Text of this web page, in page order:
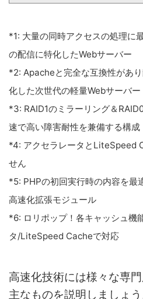
*1: 大量の同時アクセスの処理に
の配信に特化したWebサーバー
*2: Apacheと完全な互換性があ
化した次世代の軽量Webサーバー
*3: RAID1のミラーリング＆
速で高い障害耐性を兼備する構成
*4: アクセラレータとLiteSpeed
せん
*5: PHPの初回実行時の内容を最
高速化拡張モジュール
*6: ロリポップ！各キャッシュ機
タ/LiteSpeed Cacheで対応
高速化技術には様々な専
主なものを説明しましょう